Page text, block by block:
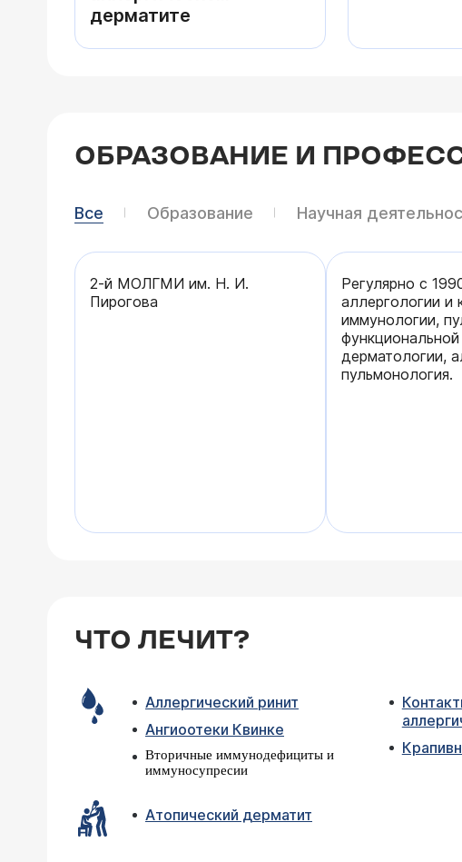
дерматите
ОБРАЗОВАНИЕ И
Все Образование Научная
2-й МОЛГМИ им. Н. И.
Пирогова
Регулярно с
аллергологии и
иммунологии,
дерматологии,
пульмонология.
ЧТО ЛЕЧИТ?
Аллергический ринит
Ангиоотеки Квинке
Вторичные иммунодефициты и
иммуносупресии
Атопический дерматит